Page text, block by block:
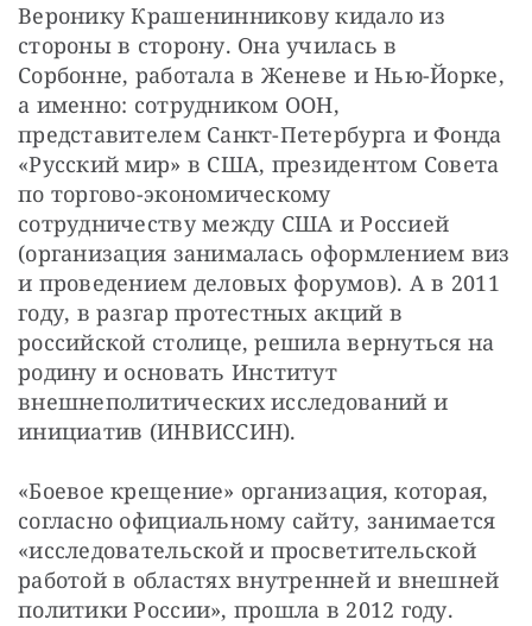
Веронику Крашенинникову кидало из
стороны в сторону. Она училась в
Сорбонне, работала в Женеве и Нью-Йорке,
а именно: сотрудником ООН,
представителем Санкт-Петербурга и Фонда
«Русский мир» в США, президентом Совета
по торгово-экономическому
сотрудничеству между США и Россией
(организация занималась оформлением виз
и проведением деловых форумов). А в 2011
году, в разгар протестных акций в
российской столице, решила вернуться на
родину и основать Институт
внешнеполитических исследований и
инициатив (ИНВИССИН).
«Боевое крещение» организация, которая,
согласно официальному сайту, занимается
«исследовательской и просветительской
работой в областях внутренней и внешней
политики России», прошла в 2012 году.